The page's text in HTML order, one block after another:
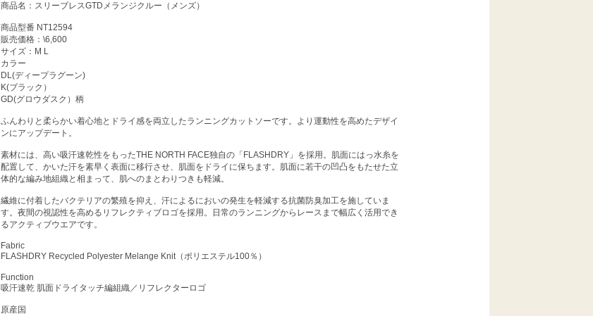
商品名：スリーブレスGTDメランジクルー（メンズ）
商品型番 NT12594
販売価格：\6,600
サイズ：M L
カラー
DL(ディープラグーン)
K(ブラック）
GD(グロウダスク）柄
ふんわりと柔らかい着心地とドライ感を両立したランニングカットソーです。より運動性を高めたデザイ
ンにアップデート。
素材には、高い吸汗速乾性をもったTHE NORTH FACE独自の「FLASHDRY」を採用。肌面にはっ水糸を
配置して、かいた汗を素早く表面に移行させ、肌面をドライに保ちます。肌面に若干の凹凸をもたせた立
体的な編み地組織と相まって、肌へのまとわりつきも軽減。
繊維に付着したバクテリアの繁殖を抑え、汗によるにおいの発生を軽減する抗菌防臭加工を施していま
す。夜間の視認性を高めるリフレクティブロゴを採用。日常のランニングからレースまで幅広く活用でき
るアクティブウエアです。
Fabric
FLASHDRY Recycled Polyester Melange Knit（ポリエステル100％）
Function
吸汗速乾 肌面ドライタッチ編組織／リフレクターロゴ
原産国